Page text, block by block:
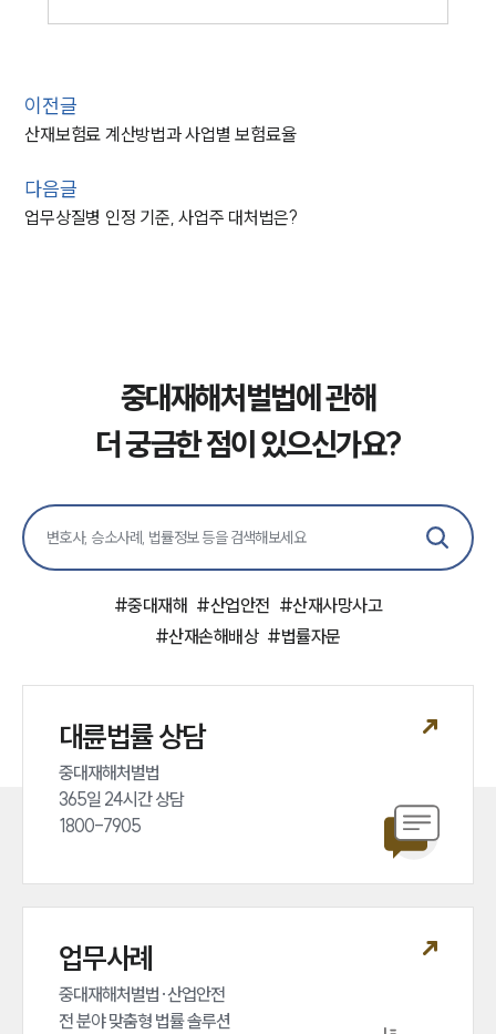
이전글
산재보험료 계산방법과 사업별 보험료율
다음글
업무상질병 인정 기준, 사업주 대처법은?
중대재해처벌법에 관해
더 궁금한 점이 있으신가요?
#중대재해 #산업안전 #산재사망사고
#산재손해배상 #법률자문
대륜법률 상담
중대재해처벌법
365일 24시간 상담
1800-7905
업무사례
중대재해처벌법·산업안전
전 분야 맞춤형 법률 솔루션